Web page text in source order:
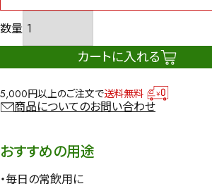
カートに入れる
5,000円以上のご注文で送料無料
商品についてのお問い合わせ
おすすめの用途
・毎日の常飲用に